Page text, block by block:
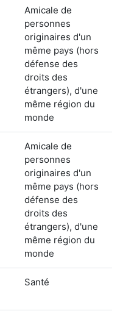
Amicale de
personnes
originaires d'un
même pays (hors
défense des
droits des
étrangers), d'une
même région du
monde
Amicale de
personnes
originaires d'un
même pays (hors
défense des
droits des
étrangers), d'une
même région du
monde
Santé